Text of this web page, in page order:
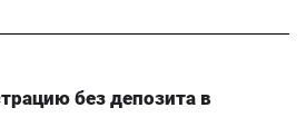
без депозита в